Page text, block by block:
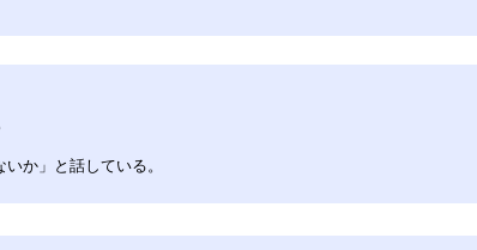
か」と話している。